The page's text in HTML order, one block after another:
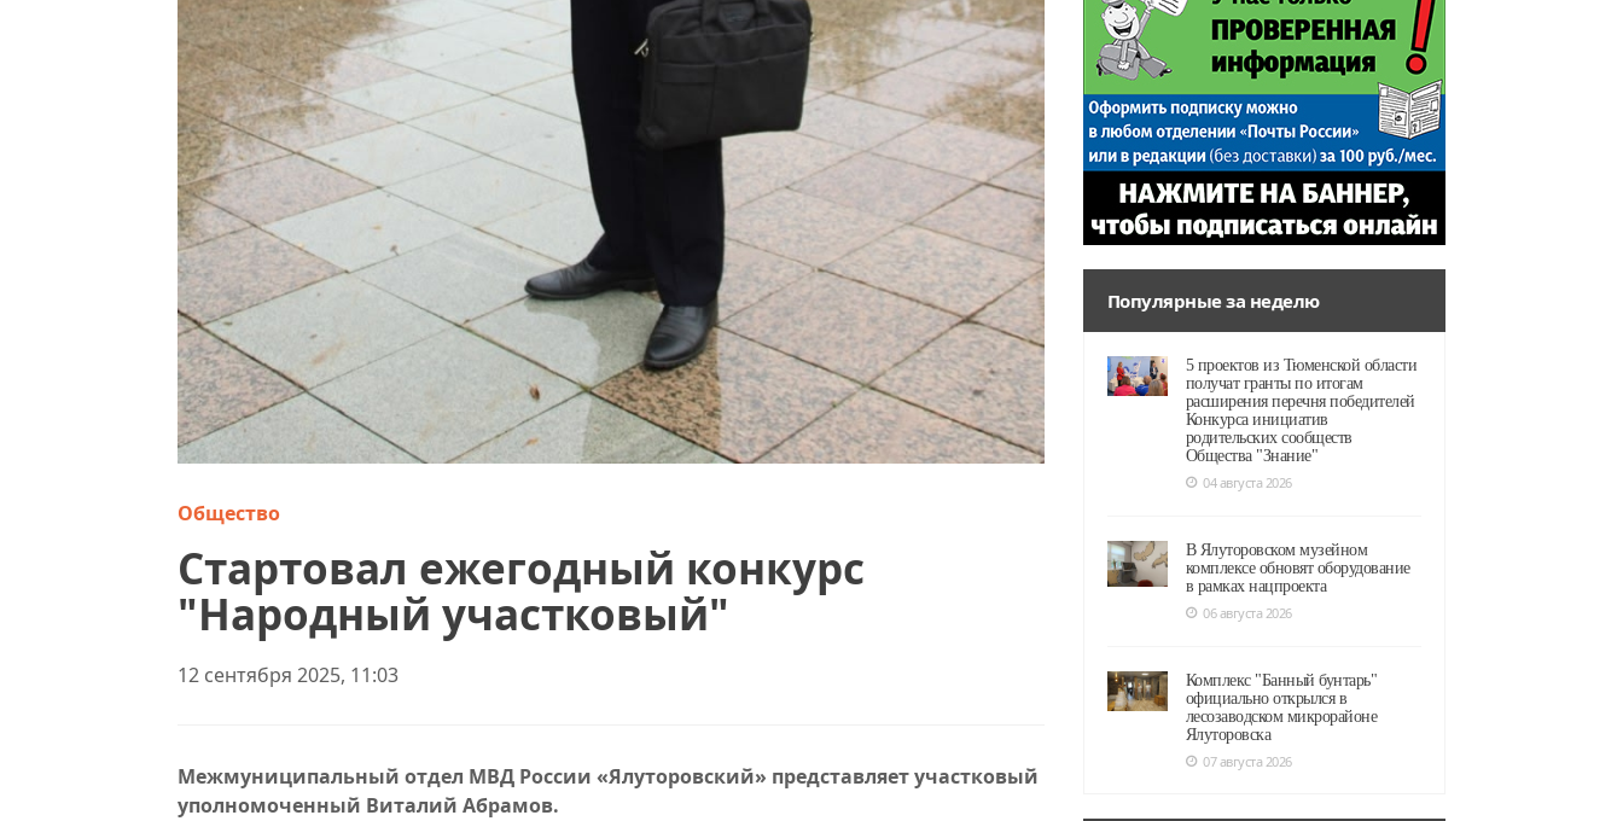
Общество
Стартовал ежегодный конкурс
"Народный участковый"
12 сентября 2025, 11:03
Межмуниципальный отдел МВД России «Ялуторовский» представляет участковый
уполномоченный Виталий Абрамов.
Популярные за неделю
5 проектов из Тюменской области
получат гранты по итогам
расширения перечня победителей
Конкурса инициатив
родительских сообществ
Общества "Знание"
04 августа 2026
В Ялуторовском музейном
комплексе обновят оборудование
в рамках нацпроекта
06 августа 2026
Комплекс "Банный бунтарь"
официально открылся в
лесозаводском микрорайоне
Ялуторовска
07 августа 2026